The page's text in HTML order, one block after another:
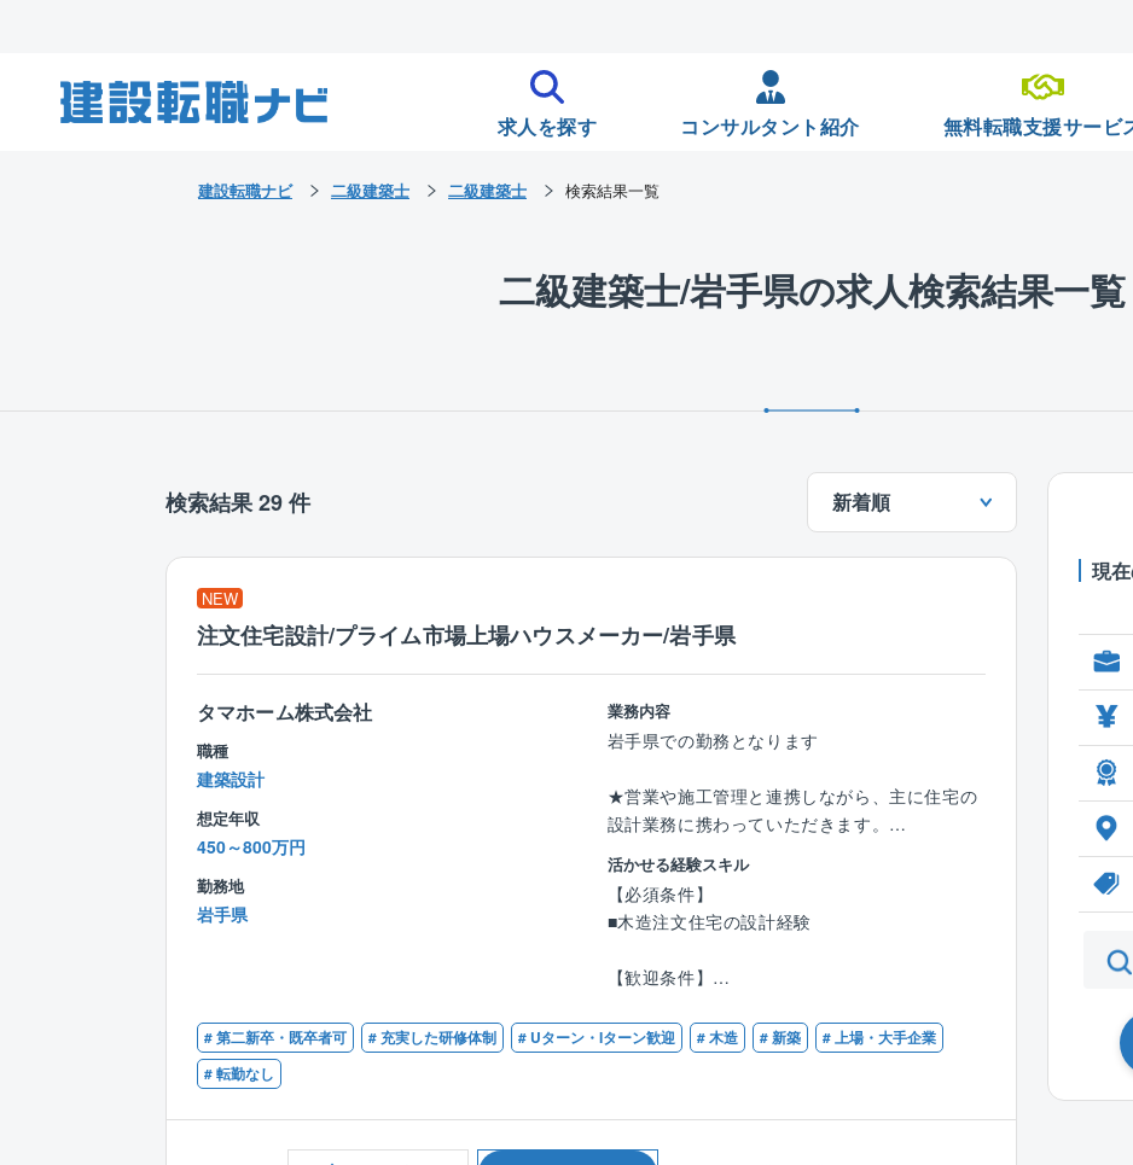
求人を探す コンサルタント紹介 無料転職支援サービ
二級建築士/岩手県の求人検索結果一覧
検索結果 29 件 新着順
NEW
注文住宅設計/プライム市場上場ハウスメーカー/岩手県
タマホーム株式会社
職種
建築設計
想定年収
450～800万円
勤務地
岩手県
業務内容
岩手県での勤務となります
★営業や施工管理と連携しながら、主に住宅の
設計業務に携わっていただきます。
【業務内容】
＜確認申請業務／工事管理業務＞
■営業社員が作成したプランを法律や構造の観
■図面承認後、確認申請用図面 書類の作成
■現地確認を行い、図面/書類作成後、役所への
確認申請提出
＜図面/見積作成業務＞
活かせる経験スキル
【必須条件】
■木造注文住宅の設計経験
【歓迎条件】
■建築施工管理技士資格
■確認申請業務のご経験
# 第二新卒・既卒者可 # 充実した研修体制 # Uターン・Iターン歓迎 # 木造 # 新築
# 上場・大手企業
# 転勤なし
現
建設転職ナビ 二級建築士 二級建築士 検索結果一覧